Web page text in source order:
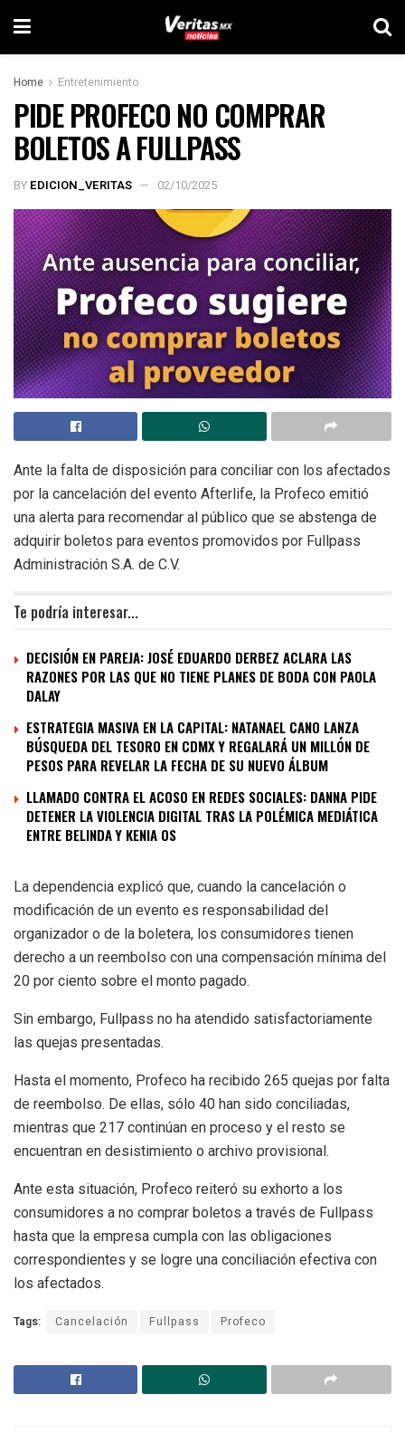
Home Entretenimiento
PIDE PROFECO NO COMPRAR
BOLETOS A FULLPASS
BY EDICION_VERITAS 02/10/2025
Ante la falta de disposición para conciliar con los afectados
por la cancelación del evento Afterlife, la Profeco emitió
una alerta para recomendar al público que se abstenga de
adquirir boletos para eventos promovidos por Fullpass
Administración S.A. de C.V.
Te podría interesar...
DECISIÓN EN PAREJA: JOSÉ EDUARDO DERBEZ ACLARA LAS
RAZONES POR LAS QUE NO TIENE PLANES DE BODA CON PAOLA
DALAY
ESTRATEGIA MASIVA EN LA CAPITAL: NATANAEL CANO LANZA
BÚSQUEDA DEL TESORO EN CDMX Y REGALARÁ UN MILLÓN DE
PESOS PARA REVELAR LA FECHA DE SU NUEVO ÁLBUM
LLAMADO CONTRA EL ACOSO EN REDES SOCIALES: DANNA PIDE
DETENER LA VIOLENCIA DIGITAL TRAS LA POLÉMICA MEDIÁTICA
ENTRE BELINDA Y KENIA OS
La dependencia explicó que, cuando la cancelación o
modificación de un evento es responsabilidad del
organizador o de la boletera, los consumidores tienen
derecho a un reembolso con una compensación mínima del
20 por ciento sobre el monto pagado.
Sin embargo, Fullpass no ha atendido satisfactoriamente
las quejas presentadas.
Hasta el momento, Profeco ha recibido 265 quejas por falta
de reembolso. De ellas, sólo 40 han sido conciliadas,
mientras que 217 continúan en proceso y el resto se
encuentran en desistimiento o archivo provisional.
Ante esta situación, Profeco reiteró su exhorto a los
consumidores a no comprar boletos a través de Fullpass
hasta que la empresa cumpla con las obligaciones
correspondientes y se logre una conciliación efectiva con
los afectados.
Tags: Cancelación Fullpass Profeco